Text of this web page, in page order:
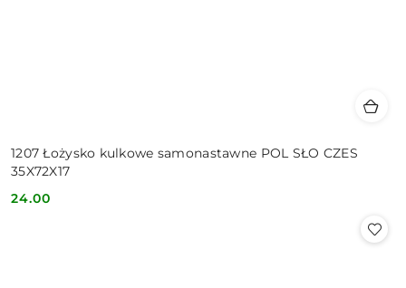
1207 Łożysko kulkowe samonastawne POL SŁO CZES
35X72X17
Cena:
24.00